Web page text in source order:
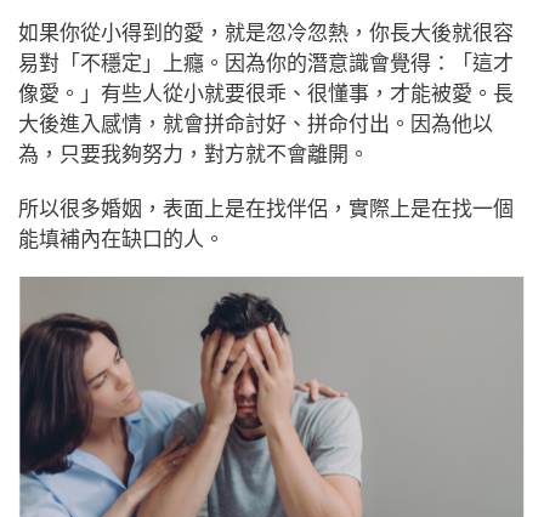
如果你從小得到的愛，就是忽冷忽熱，你長大後就很容
易對「不穩定」上癮。因為你的潛意識會覺得：「這才
像愛。」有些人從小就要很乖、很懂事，才能被愛。長
大後進入感情，就會拼命討好、拼命付出。因為他以
為，只要我夠努力，對方就不會離開。
所以很多婚姻，表面上是在找伴侶，實際上是在找一個
能填補內在缺口的人。